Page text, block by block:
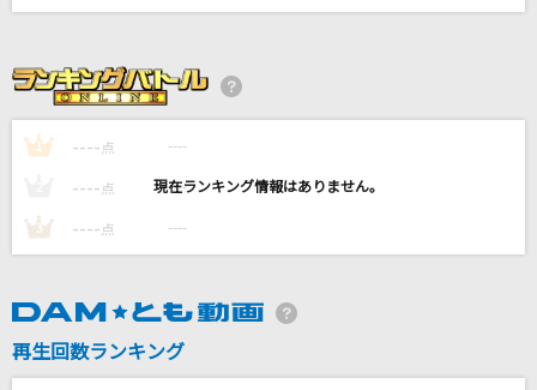
米津玄師
Dear
Mrs. GREEN APPLE
それがあなたの幸せとしても
Heavenz feat.巡音ルカ
[良音]本能
椎名林檎
1 ---- 点 ----
---- 点 ----
3 ---- 点 ----
再生回数ランキング